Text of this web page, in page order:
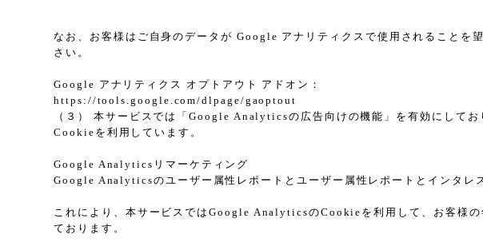
なお、お客様はご自身のデータが Google アナリティクスで使用されること
さい。
Google アナリティクス オプトアウト アドオン：
https://tools.google.com/dlpage/gaoptout
（３） 本サービスでは「Google Analyticsの広告向けの機能」を有効にして
Cookieを利用しています。
Google Analyticsリマーケティング
Google Analyticsのユーザー属性レポートとユーザー属性レポートとインタレ
これにより、本サービスではGoogle AnalyticsのCookieを利用して、お客様
ております。